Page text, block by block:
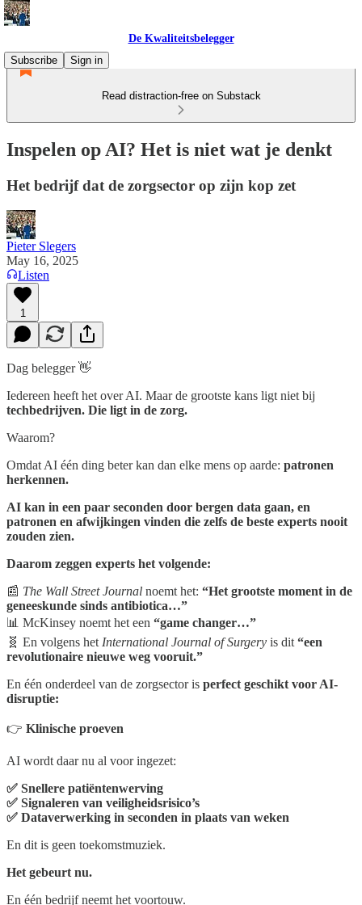
De Kwaliteitsbelegger
Subscribe
Sign in
Read distraction-free on Substack
Inspelen op AI? Het is niet wat je denkt
Het bedrijf dat de zorgsector op zijn kop zet
Pieter Slegers
May 16, 2025
Listen
1
Dag belegger 👋
Iedereen heeft het over AI. Maar de grootste kans ligt niet bij
techbedrijven. Die ligt in de zorg.
Waarom?
Omdat AI één ding beter kan dan elke mens op aarde: patronen
herkennen.
AI kan in een paar seconden door bergen data gaan, en
patronen en afwijkingen vinden die zelfs de beste experts nooit
zouden zien.
Daarom zeggen experts het volgende:
📰 The Wall Street Journal noemt het: “Het grootste moment in de
geneeskunde sinds antibiotica…”
📊 McKinsey noemt het een “game changer…”
🧬 En volgens het International Journal of Surgery is dit “een
revolutionaire nieuwe weg vooruit.”
En één onderdeel van de zorgsector is perfect geschikt voor AI-
disruptie:
👉 Klinische proeven
AI wordt daar nu al voor ingezet:
✅ Snellere patiëntenwerving
✅ Signaleren van veiligheidsrisico’s
✅ Dataverwerking in seconden in plaats van weken
En dit is geen toekomstmuziek.
Het gebeurt nu.
En één bedrijf neemt het voortouw.